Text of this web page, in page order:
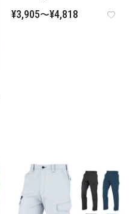
¥3,905〜¥4,818